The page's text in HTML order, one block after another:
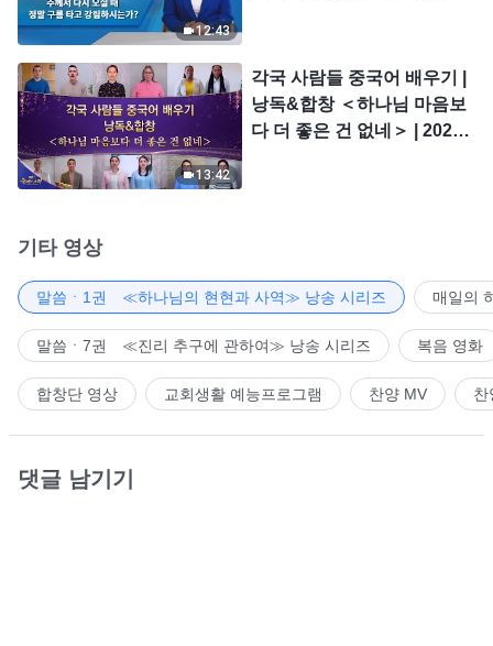
12:43
13:42
각국 사람들 중국어 배우기 |
낭독&합창 ＜하나님 마음보
다 더 좋은 건 없네＞ | 2026
기타 영상
말씀ㆍ1권 ≪하나님의 현현과 사역≫ 낭송 시리즈 매일의
말씀ㆍ7권 ≪진리 추구에 관하여≫ 낭송 시리즈 복음 영화
합창단 영상 교회생활 예능프로그램 찬양 MV 찬
댓글 남기기